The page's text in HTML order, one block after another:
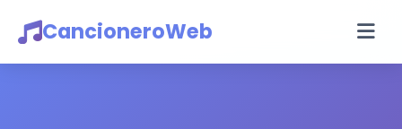
CancioneroWeb